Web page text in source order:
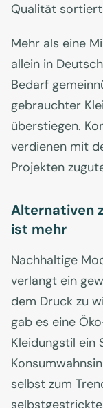
Qualität
Mehr als eine
allein in
Bedarf
gebrauchter
überstiegen.
verdienen mit
Projekten
Alternativen
ist mehr
Nachhaltige
verlangt ein
dem Druck zu
gab es eine
Kleidungstil ein
selbst zum